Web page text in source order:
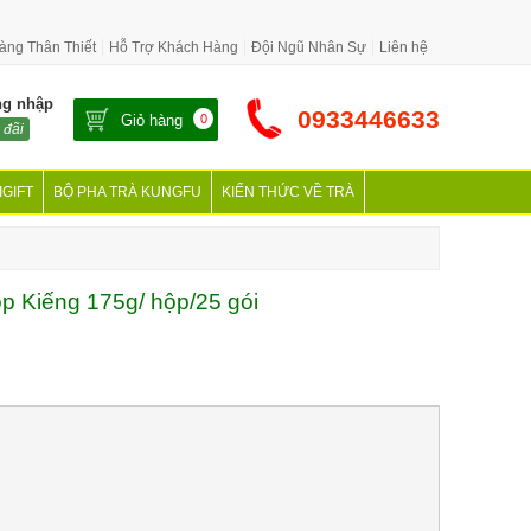
Thân Thiết Hỗ Trợ Khách Hàng Đội Ngũ Nhân Sự Liên hệ
nhập
đãi Giỏ hàng 0 0933446633
BỘ PHA TRÀ KUNGFU KIẾN THỨC VỀ TRÀ
Kiếng 175g/ hộp/25 gói